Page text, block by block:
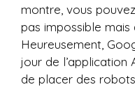
montre, vous
pas impossible mais
Heureusement,
jour de l’application
de placer des